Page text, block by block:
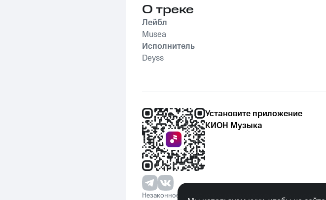
О треке
Лейбл
Musea
Исполнитель
Deyss
Установите приложение
КИОН Музыка
Незаконное потребление наркотических средств,